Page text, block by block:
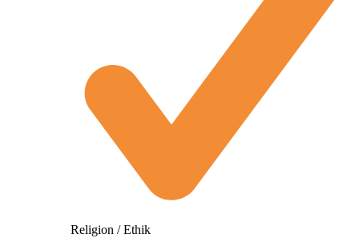
Religion / Ethik